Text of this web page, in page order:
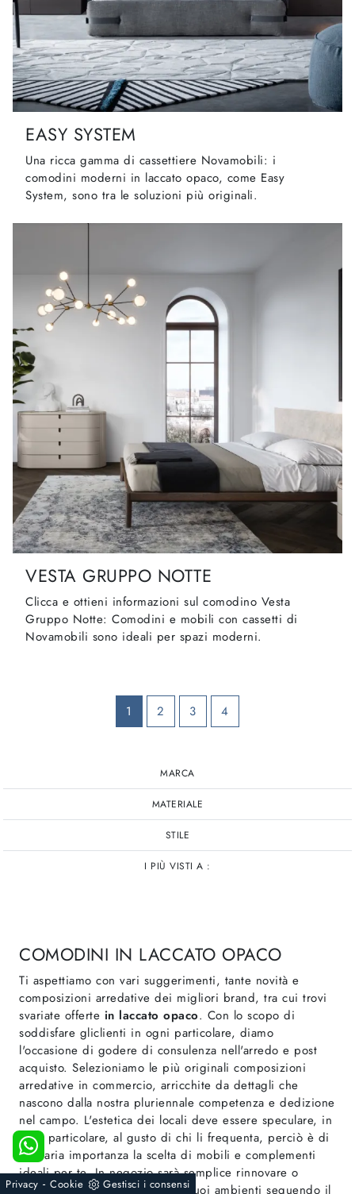
MARCA
MATERIALE
STILE
I PIÙ VISTI A :
EASY SYSTEM
Una ricca gamma di cassettiere Novamobili: i
comodini moderni in laccato opaco, come Easy
System, sono tra le soluzioni più originali.
VESTA GRUPPO NOTTE
Clicca e ottieni informazioni sul comodino Vesta
Gruppo Notte: Comodini e mobili con cassetti di
Novamobili sono ideali per spazi moderni.
1 2 3 4
COMODINI IN LACCATO OPACO
Ti aspettiamo con vari suggerimenti, tante novità e
composizioni arredative dei migliori brand, tra cui trovi
svariate offerte in laccato opaco. Con lo scopo di
soddisfare gliclienti in ogni particolare, diamo
l'occasione di godere di consulenza nell'arredo e post
acquisto. Selezioniamo le più originali composizioni
arredative in commercio, arricchite da dettagli che
nascono dalla nostra pluriennale competenza e dedizione
nel campo. L'estetica dei locali deve essere speculare, in
ogni particolare, al gusto di chi li frequenta, perciò è di
primaria importanza la scelta di mobili e complementi
ideali per te. In negozio sarà semplice rinnovare o
progettare per la prima volta i tuoi ambienti seguendo il
Privacy - Cookie Gestisci i consensi